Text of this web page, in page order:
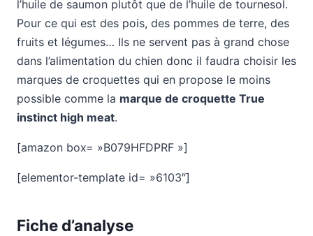
l’huile de saumon plutôt que de l’huile de tournesol.
Pour ce qui est des pois, des pommes de terre, des
fruits et légumes… Ils ne servent pas à grand chose
dans l’alimentation du chien donc il faudra choisir les
marques de croquettes qui en propose le moins
possible comme la marque de croquette True
instinct high meat.
[amazon box= »B079HFDPRF »]
[elementor-template id= »6103″]
Fiche d’analyse